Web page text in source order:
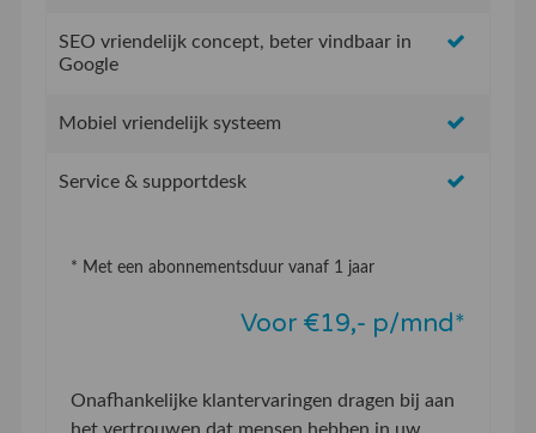
SEO vriendelijk concept, beter vindbaar in
Google
Mobiel vriendelijk systeem
Service & supportdesk
* Met een abonnementsduur vanaf 1 jaar
Voor €19,- p/mnd*
Onafhankelijke klantervaringen dragen bij aan
het vertrouwen dat mensen hebben in uw